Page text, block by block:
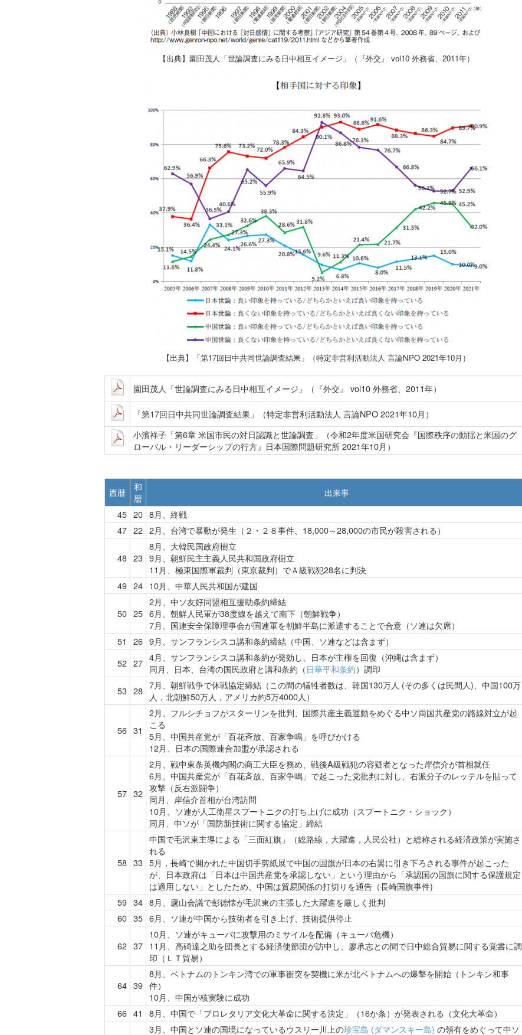
【出典】園田茂人「世論調査にみる日中相互イメージ」（『外交』 vol10 外務省、2011年）
【出典】「第17回日中共同世論調査結果」（特定非営利活動法人 言論NPO 2021年10月）
園田茂人「世論調査にみる日中相互イメージ」（『外交』 vol10 外務省、2011年）
「第17回日中共同世論調査結果」（特定非営利活動法人 言論NPO 2021年10月）
小濱祥子「第6章 米国市民の対日認識と世論調査」（令和2年度米国研究会『国際秩序の動揺と米国のグ
ローバル・リーダーシップの行方』日本国際問題研究所 2021年10月）
西暦
和
暦
出来事
45 20 8月、終戦
47 22 2月、台湾で暴動が発生（２・２８事件、18,000～28,000の市民が殺害される）
48 23
8月、大韓民国政府樹立
9月、朝鮮民主主義人民共和国政府樹立
11月、極東国際軍裁判（東京裁判）でＡ級戦犯28名に判決
49 24 10月、中華人民共和国が建国
50 25
2月、中ソ友好同盟相互援助条約締結
6月、朝鮮人民軍が38度線を越えて南下（朝鮮戦争）
7月、国連安全保障理事会が国連軍を朝鮮半島に派遣することで合意（ソ連は欠席）
51
26 9月、サンフランシスコ講和条約締結（中国、ソ連などは含まず）
52 27 4月、サンフランシスコ講和条約が発効し、日本が主権を回復（沖縄は含まず）
同月、日本、台湾の国民政府と講和条約（日華平和条約）調印
53 28 7月、朝鮮戦争で休戦協定締結（この間の犠牲者数は、韓国130万人 (その多くは民間人)、中国100万
人，北朝鮮50万人，アメリカ約5万4000人）
56 31
2月、フルシチョフがスターリンを批判、国際共産主義運動をめぐる中ソ両国共産党の路線対立が起
こる
5月、中国共産党が「百花斉放、百家争鳴」を呼びかける
12月、日本の国際連合加盟が承認される
57 32
2月、戦中東条英機内閣の商工大臣を務め、戦後A級戦犯の容疑者となった岸信介が首相就任
6月、中国共産党が「百花斉放、百家争鳴」で起こった党批判に対し、右派分子のレッテルを貼って
攻撃（反右派闘争）
同月、岸信介首相が台湾訪問
10月、ソ連が人工衛星スプートニクの打ち上げに成功（スプートニク・ショック）
同月、中ソが「国防新技術に関する協定」締結
58 33
中国で毛沢東主導による「三面紅旗」（総路線，大躍進，人民公社）と総称される経済政策が実施さ
れる
5月，長崎で開かれた中国切手剪紙展で中国の国旗が日本の右翼に引き下ろされる事件が起こった
が、日本政府は「日本は中国共産党を承認しない」という理由から「承認国の国旗に関する保護規定
は適用しない」としたため、中国は貿易関係の打切りを通告（長崎国旗事件)
59 34 8月、廬山会議で彭徳懐が毛沢東の主張した大躍進を厳しく批判
60 35 6月、ソ連が中国から技術者を引き上げ、技術提供停止
62 37
10月、ソ連がキューバに攻撃用のミサイルを配備（キューバ危機）
11月、高碕達之助を団長とする経済使節団が訪中し、廖承志との間で日中総合貿易に関する覚書に調
印（ＬＴ貿易）
64 39
8月、ベトナムのトンキン湾での軍事衝突を契機に米が北ベトナムへの爆撃を開始（トンキン和事
件）
10月、中国が核実験に成功
66 41
8月、中国で「プロレタリア文化大革命に関する決定」（16か条）が発表される（文化大革命）
3月、中国とソ連の国境になっているウスリー川上の珍宝島 (ダマンスキー島) の領有をめぐって中ソ